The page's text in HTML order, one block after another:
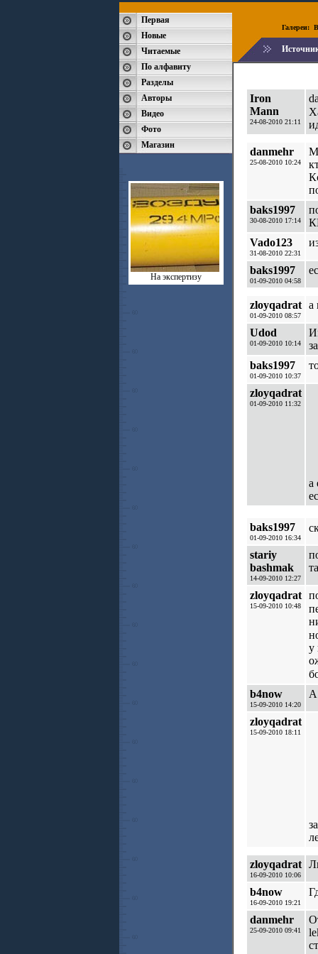
Первая
Новые
Читаемые
По алфавиту
Разделы
Авторы
Видео
Фото
Магазин
На экспертизу
Галереи:
Iron
Mann
24-08-2010 21:11
danmehr
25-08-2010 10:24
baks1997
30-08-2010 17:14
Vado123
31-08-2010 22:31
baks1997
01-09-2010 04:58
zloyqadrat
01-09-2010 08:57
а
Udod
01-09-2010 10:14
baks1997
01-09-2010 10:37
zloyqadrat
01-09-2010 11:32
а
baks1997
01-09-2010 16:34
stariy
bashmak
14-09-2010 12:27
zloyqadrat
15-09-2010 10:48
у
b4now
15-09-2010 14:20
А
zloyqadrat
15-09-2010 18:11
zloyqadrat
16-09-2010 10:06
b4now
16-09-2010 19:21
danmehr
25-09-2010 09:41